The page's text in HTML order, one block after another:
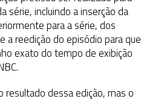
série, incluindo a inserção da
para a série, dos
a reedição do episódio para que
exato do tempo de exibição
resultado dessa edição, mas o